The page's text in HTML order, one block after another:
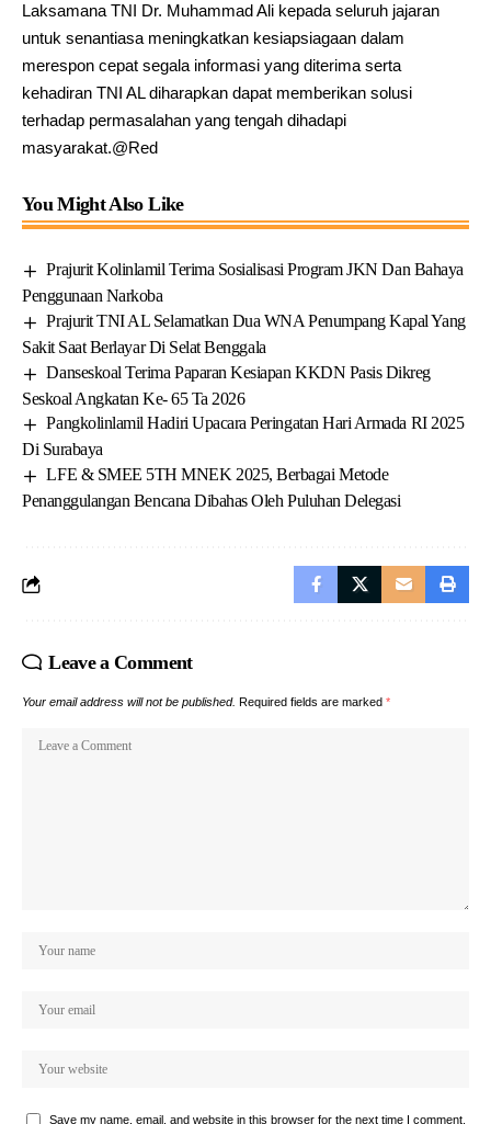
Laksamana TNI Dr. Muhammad Ali kepada seluruh jajaran
untuk senantiasa meningkatkan kesiapsiagaan dalam
merespon cepat segala informasi yang diterima serta
kehadiran TNI AL diharapkan dapat memberikan solusi
terhadap permasalahan yang tengah dihadapi
masyarakat.@Red
You Might Also Like
Prajurit Kolinlamil Terima Sosialisasi Program JKN Dan Bahaya
Penggunaan Narkoba
Prajurit TNI AL Selamatkan Dua WNA Penumpang Kapal Yang
Sakit Saat Berlayar Di Selat Benggala
Danseskoal Terima Paparan Kesiapan KKDN Pasis Dikreg
Seskoal Angkatan Ke- 65 Ta 2026
Pangkolinlamil Hadiri Upacara Peringatan Hari Armada RI 2025
Di Surabaya
LFE & SMEE 5TH MNEK 2025, Berbagai Metode
Penanggulangan Bencana Dibahas Oleh Puluhan Delegasi
Leave a Comment
Your email address will not be published. Required fields are marked *
Save my name, email, and website in this browser for the next time I comment.